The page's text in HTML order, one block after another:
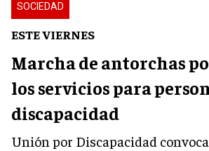
SOCIEDAD
ESTE VIERNES
Marcha de antorchas
los servicios para
discapacidad
Unión por Discapacidad